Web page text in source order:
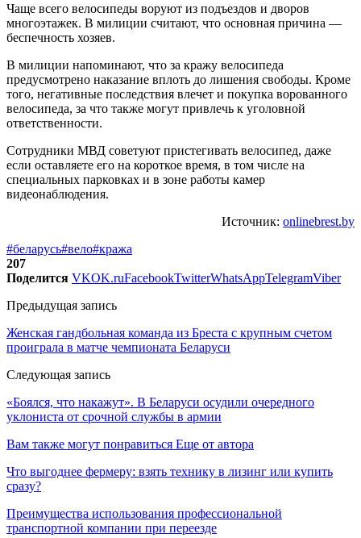
Чаще всего велосипеды воруют из подъездов и дворов
многоэтажек. В милиции считают, что основная причина —
беспечность хозяев.
В милиции напоминают, что за кражу велосипеда
предусмотрено наказание вплоть до лишения свободы. Кроме
того, негативные последствия влечет и покупка ворованного
велосипеда, за что также могут привлечь к уголовной
ответственности.
Сотрудники МВД советуют пристегивать велосипед, даже
если оставляете его на короткое время, в том числе на
специальных парковках и в зоне работы камер
видеонаблюдения.
Источник: onlinebrest.by
#беларусь#вело#кража
207
Поделится VKOK.ruFacebookTwitterWhatsAppTelegramViber
Предыдущая запись
Женская гандбольная команда из Бреста с крупным счетом
проиграла в матче чемпионата Беларуси
Следующая запись
«Боялся, что накажут». В Беларуси осудили очередного
уклониста от срочной службы в армии
Вам также могут понравиться Еще от автора
Что выгоднее фермеру: взять технику в лизинг или купить
сразу?
Преимущества использования профессиональной
транспортной компании при переезде